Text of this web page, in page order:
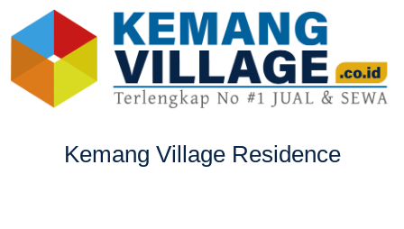
Kemang Village Residence